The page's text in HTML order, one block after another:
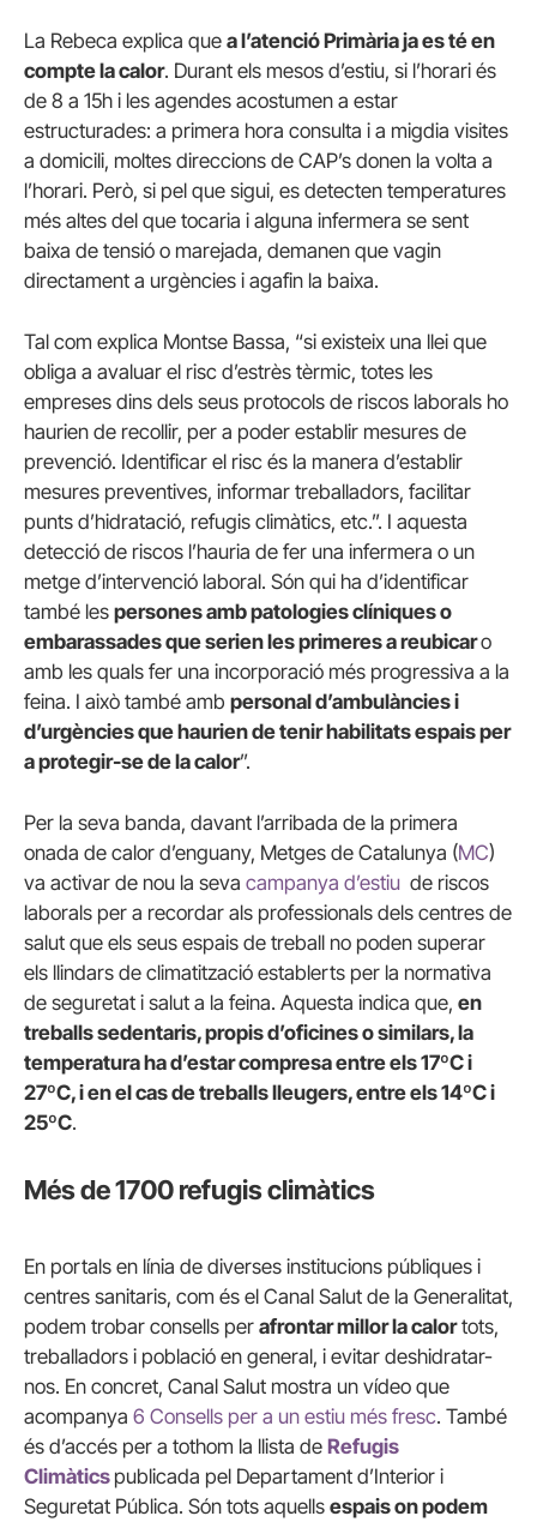
La Rebeca explica que a l’atenció Primària ja es té en
compte la calor. Durant els mesos d’estiu, si l’horari és
de 8 a 15h i les agendes acostumen a estar
estructurades: a primera hora consulta i a migdia visites
a domicili, moltes direccions de CAP’s donen la volta a
l’horari. Però, si pel que sigui, es detecten temperatures
més altes del que tocaria i alguna infermera se sent
baixa de tensió o marejada, demanen que vagin
directament a urgències i agafin la baixa.
Tal com explica Montse Bassa, “si existeix una llei que
obliga a avaluar el risc d’estrès tèrmic, totes les
empreses dins dels seus protocols de riscos laborals ho
haurien de recollir, per a poder establir mesures de
prevenció. Identificar el risc és la manera d’establir
mesures preventives, informar treballadors, facilitar
punts d’hidratació, refugis climàtics, etc.”. I aquesta
detecció de riscos l’hauria de fer una infermera o un
metge d’intervenció laboral. Són qui ha d’identificar
també les persones amb patologies clíniques o
embarassades que serien les primeres a reubicaro
amb les quals fer una incorporació més progressiva a la
feina. I això també amb personal d’ambulàncies i
d’urgències que haurien de tenir habilitats espais per
a protegir-se de la calor”.
Per la seva banda, davant l’arribada de la primera
onada de calor d’enguany, Metges de Catalunya (MC)
va activar de nou la seva campanya d’estiu de riscos
laborals per a recordar als professionals dels centres de
salut que els seus espais de treball no poden superar
els llindars de climatització establerts per la normativa
de seguretat i salut a la feina. Aquesta indica que, en
treballs sedentaris, propis d’oficines o similars, la
temperatura ha d’estar compresa entre els 17ºC i
27ºC, i en el cas de treballs lleugers, entre els 14ºC i
25ºC.
Més de 1700 refugis climàtics
En portals en línia de diverses institucions públiques i
centres sanitaris, com és el Canal Salut de la Generalitat,
podem trobar consells per afrontar millor la calortots,
treballadors i població en general, i evitar deshidratar-
nos. En concret, Canal Salut mostra un vídeo que
acompanya 6 Consells per a un estiu més fresc. També
és d’accés per a tothom la llista de Refugis
Climàtics publicada pel Departament d’Interior i
Seguretat Pública. Són tots aquells espais on podem